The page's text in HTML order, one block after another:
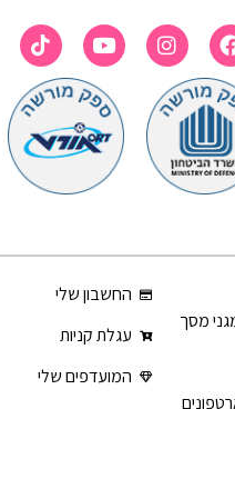
מסך
החשבון שלי
עגלת קניות
המועדפים שלי